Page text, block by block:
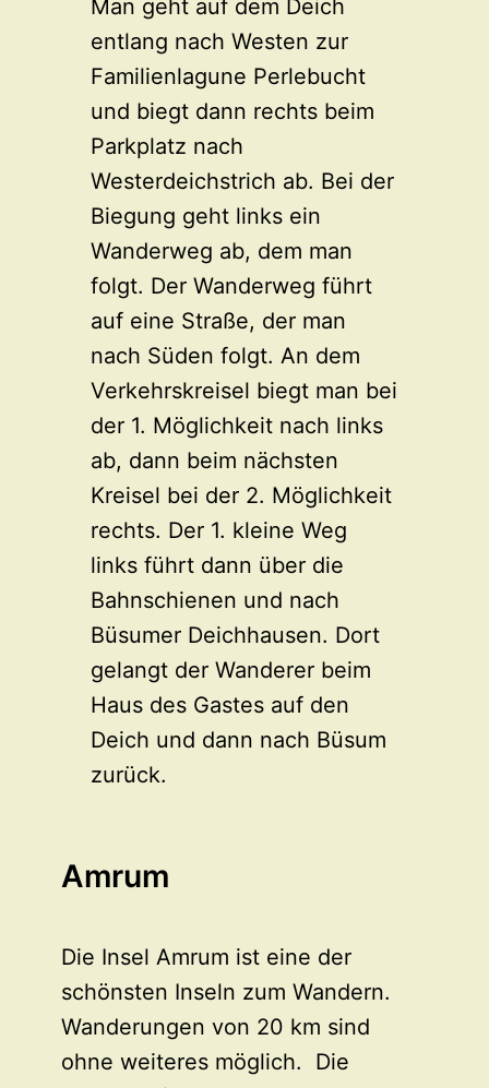
Man geht auf dem Deich
entlang nach Westen zur
Familienlagune Perlebucht
und biegt dann rechts beim
Parkplatz nach
Westerdeichstrich ab. Bei der
Biegung geht links ein
Wanderweg ab, dem man
folgt. Der Wanderweg führt
auf eine Straße, der man
nach Süden folgt. An dem
Verkehrskreisel biegt man bei
der 1. Möglichkeit nach links
ab, dann beim nächsten
Kreisel bei der 2. Möglichkeit
rechts. Der 1. kleine Weg
links führt dann über die
Bahnschienen und nach
Büsumer Deichhausen. Dort
gelangt der Wanderer beim
Haus des Gastes auf den
Deich und dann nach Büsum
zurück.
Amrum
Die Insel Amrum ist eine der
schönsten Inseln zum Wandern.
Wanderungen von 20 km sind
ohne weiteres möglich. Die